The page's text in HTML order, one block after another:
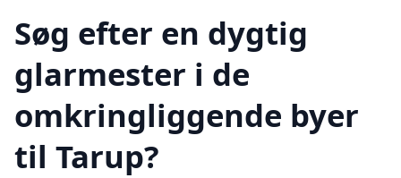
Søg efter en dygtig
glarmester i de
omkringliggende byer
til Tarup?